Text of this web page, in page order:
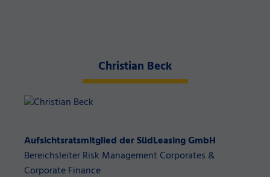
Christian Beck
Aufsichtsratsmitglied der SüdLeasing GmbH
Bereichsleiter Risk Management Corporates &
Corporate Finance